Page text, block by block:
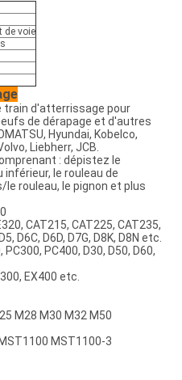
de voie
train d'atterrissage pour
de dérapage et d'autres
Hyundai, Kobelco,
Liebherr, JCB.
: dépistez le
le rouleau de
rouleau, le pignon et plus
CAT215, CAT225, CAT235,
D6C, D6D, D7G, D8K, D8N etc.
PC300, PC400, D30, D50, D60,
EX400 etc.
M28 M30 M32 M50
MST1100-3